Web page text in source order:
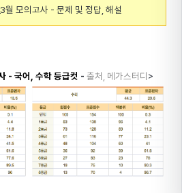
월 모의고사 - 문제 및 정답, 해설
- 국어, 수학 등급컷 - 출처 , 메가스터디>